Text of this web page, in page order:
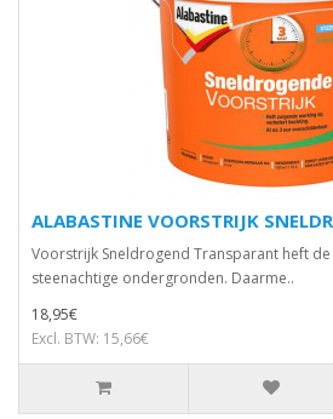
ALABASTINE VOORSTRIJK
Voorstrijk Sneldrogend Transparant heft
steenachtige ondergronden. Daarme..
18,95€
Excl. BTW: 15,66€